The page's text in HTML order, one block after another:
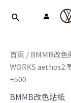
首頁 /BMMB改色
WORKS aethos2
+500
BMMB改色貼紙